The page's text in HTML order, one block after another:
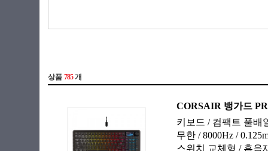
키보드 스티커
키캡 리무버